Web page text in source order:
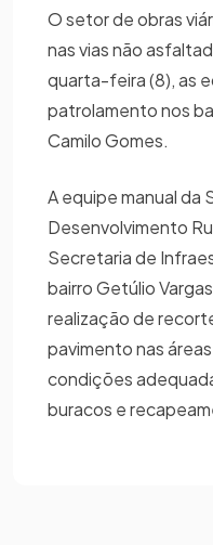
O setor de obras
nas vias não
quarta-feira (8), as
patrolamento nos
Camilo Gomes.
A equipe manual da
Desenvolvimento
Secretaria de
bairro Getúlio
realização de
pavimento nas
condições
buracos e